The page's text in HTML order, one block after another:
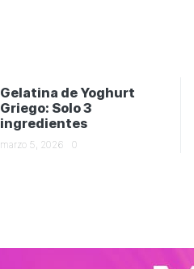
Gelatina de Yoghurt
Griego: Solo 3
ingredientes
marzo 5, 2026 0